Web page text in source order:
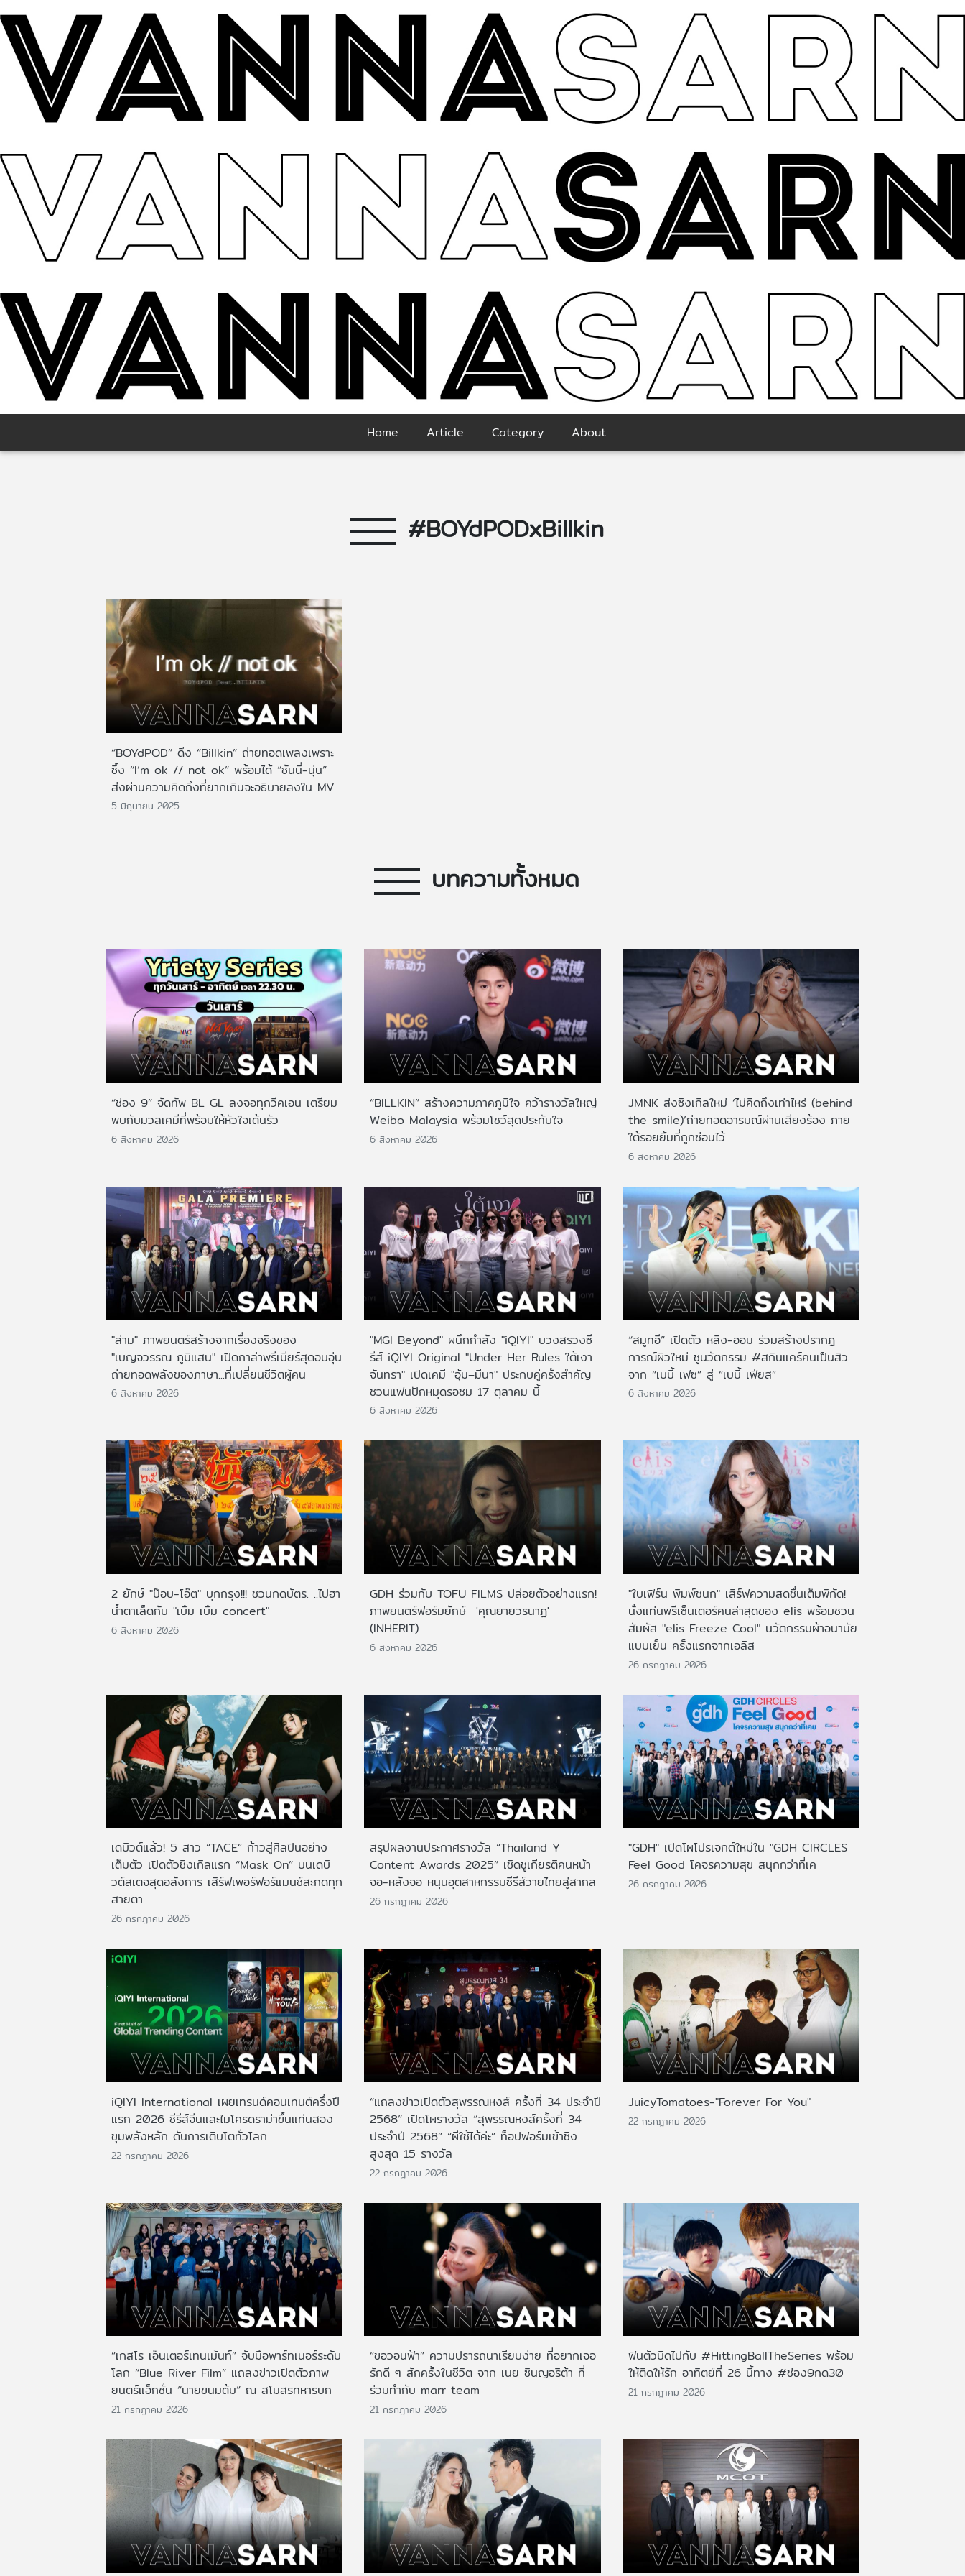
Home Article Category About
#BOYdPODxBillkin
“BOYdPOD” ดึง “Billkin” ถ่ายทอดเพลงเพราะ
ซึ้ง “I’m ok // not ok” พร้อมได้ “ซันนี่-นุ่น”
ส่งผ่านความคิดถึงที่ยากเกินจะอธิบายลงใน MV
5 มิถุนายน 2025
บทความทั้งหมด
“ช่อง 9” จัดทัพ BL GL ลงจอทุกวีคเอน เตรียม
พบกับมวลเคมีที่พร้อมให้หัวใจเต้นรัว
6 สิงหาคม 2026
“BILLKIN” สร้างความภาคภูมิใจ คว้ารางวัลใหญ่
Weibo Malaysia พร้อมโชว์สุดประทับใจ
6 สิงหาคม 2026
JMNK ส่งซิงเกิลใหม่ ‘ไม่คิดถึงเท่าไหร่ (behind
the smile)’ถ่ายทอดอารมณ์ผ่านเสียงร้อง ภาย
ใต้รอยยิ้มที่ถูกซ่อนไว้
6 สิงหาคม 2026
"ล่าม" ภาพยนตร์สร้างจากเรื่องจริงของ
"เบญจวรรณ ภูมิแสน" เปิดกาล่าพรีเมียร์สุดอบอุ่น
ถ่ายทอดพลังของภาษา...ที่เปลี่ยนชีวิตผู้คน
6 สิงหาคม 2026
"MGI Beyond" ผนึกกำลัง "iQIYI" บวงสรวงซี
รีส์ iQIYI Original "Under Her Rules ใต้เงา
จันทรา" เปิดเคมี "อุ้ม–มีนา" ประกบคู่ครั้งสำคัญ
ชวนแฟนปักหมุดรอชม 17 ตุลาคม นี้
6 สิงหาคม 2026
“สมูทอี” เปิดตัว หลิง-ออม ร่วมสร้างปรากฎ
การณ์ผิวใหม่ ชูนวัตกรรม #สกินแคร์คนเป็นสิว
จาก “เบบี้ เฟซ” สู่ “เบบี้ เฟียส”
6 สิงหาคม 2026
2 ยักษ์ "ป๊อบ-โอ๊ต" บุกกรุง!!! ชวนกดบัตร. ..ไปฮา
น้ำตาเล็ดกับ "เบิ้ม เบิ้ม concert"
6 สิงหาคม 2026
GDH ร่วมกับ TOFU FILMS ปล่อยตัวอย่างแรก!
ภาพยนตร์ฟอร์มยักษ์ 'คุณยายวรนาฏ'
(INHERIT)
6 สิงหาคม 2026
"ใบเฟิร์น พิมพ์ชนก" เสิร์ฟความสดชื่นเต็มพิกัด!
นั่งแท่นพรีเซ็นเตอร์คนล่าสุดของ elis พร้อมชวน
สัมผัส "elis Freeze Cool" นวัตกรรมผ้าอนามัย
แบบเย็น ครั้งแรกจากเอลิส
26 กรกฎาคม 2026
เดบิวต์แล้ว! 5 สาว “TACE” ก้าวสู่ศิลปินอย่าง
เต็มตัว เปิดตัวซิงเกิลแรก “Mask On” บนเดบิ
วต์สเตจสุดอลังการ เสิร์ฟเพอร์ฟอร์แมนซ์สะกดทุก
สายตา
26 กรกฎาคม 2026
สรุปผลงานประกาศรางวัล “Thailand Y
Content Awards 2025” เชิดชูเกียรติคนหน้า
จอ-หลังจอ หนุนอุตสาหกรรมซีรีส์วายไทยสู่สากล
26 กรกฎาคม 2026
"GDH" เปิดโผโปรเจกต์ใหม่ใน "GDH CIRCLES
Feel Good โคจรความสุข สนุกกว่าที่เค
26 กรกฎาคม 2026
iQIYI International เผยเทรนด์คอนเทนต์ครึ่งปี
แรก 2026 ซีรีส์จีนและไมโครดราม่าขึ้นแท่นสอง
ขุมพลังหลัก ดันการเติบโตทั่วโลก
22 กรกฎาคม 2026
“แถลงข่าวเปิดตัวสุพรรณหงส์ ครั้งที่ 34 ประจำปี
2568” เปิดโผรางวัล “สุพรรณหงส์ครั้งที่ 34
ประจำปี 2568” “ผีใช้ได้ค่ะ” ท็อปฟอร์มเข้าชิง
สูงสุด 15 รางวัล
22 กรกฎาคม 2026
JuicyTomatoes-"Forever For You"
22 กรกฎาคม 2026
“เกสโร เอ็นเตอร์เทนเม้นท์” จับมือพาร์ทเนอร์ระดับ
โลก “Blue River Film” แถลงข่าวเปิดตัวภาพ
ยนตร์แอ็กชั่น “นายขนมต้ม” ณ สโมสรทหารบก
21 กรกฎาคม 2026
“ขอวอนฟ้า” ความปรารถนาเรียบง่าย ที่อยากเจอ
รักดี ๆ สักครั้งในชีวิต จาก เนย ซินญอริต้า ที่
ร่วมทำกับ marr team
21 กรกฎาคม 2026
ฟินตัวบิดไปกับ #HittingBallTheSeries พร้อม
ให้ติดให้รัก อาทิตย์ที่ 26 นี้ทาง #ช่อง9กด30
21 กรกฎาคม 2026